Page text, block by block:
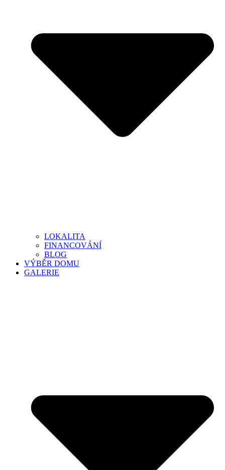
LOKALITA
FINANCOVÁNÍ
BLOG
VÝBĚR DOMU
GALERIE